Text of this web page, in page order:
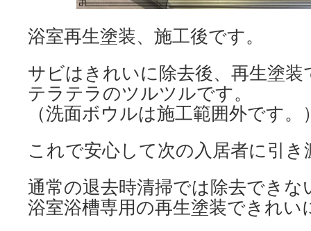
浴室再生塗装、施工後です。
サビはきれいに除去後、再生塗装
テラテラのツルツルです。
（洗面ボウルは施工範囲外です。
これで安心して次の入居者に引
通常の退去時清掃では除去でき
浴室浴槽専用の再生塗装できれい